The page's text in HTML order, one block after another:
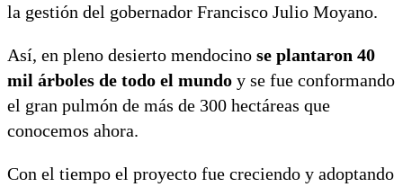
la gestión del gobernador Francisco Julio Moyano.
Así, en pleno desierto mendocino se plantaron 40
mil árboles de todo el mundo y se fue conformando
el gran pulmón de más de 300 hectáreas que
conocemos ahora.
Con el tiempo el proyecto fue creciendo y adoptando